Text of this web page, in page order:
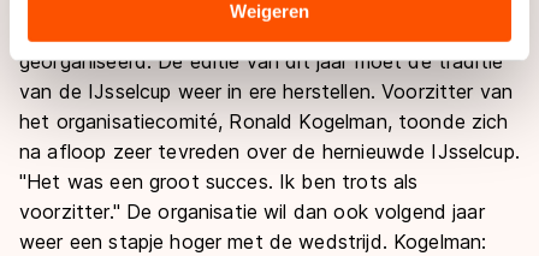
Sommige partners kunnen gegevens doorgeven aan
landen buiten de EU, zoals de VS, waar mogelijk geen
adequaat beschermingsniveau geldt volgens de GDPR.
Door op ‘Toestaan’ te klikken, stemt u in met deze
overdracht. Meer informatie vindt u in onscookiebeleid.
Weigeren
georganiseerd. De editie van dit jaar moet de traditie
van de IJsselcup weer in ere herstellen. Voorzitter van
het organisatiecomité, Ronald Kogelman, toonde zich
na afloop zeer tevreden over de hernieuwde IJsselcup.
"Het was een groot succes. Ik ben trots als
voorzitter." De organisatie wil dan ook volgend jaar
weer een stapje hoger met de wedstrijd. Kogelman: